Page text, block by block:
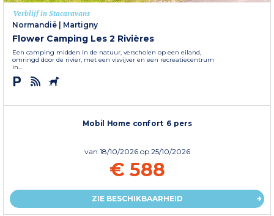
Verblijf in Stacaravans
Normandië
Martigny
Flower Camping Les 2 Rivières
Een camping midden in de natuur, verscholen op een eiland,
omringd door de rivier, met een visvijver en een recreatiecentrum
in...
Mobil Home confort 6 pers
van 18/10/2026 op 25/10/2026
€ 588
ZIE BESCHIKBAARHEID